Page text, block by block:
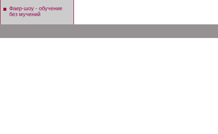
Фаер-шоу - обучение
без мучений